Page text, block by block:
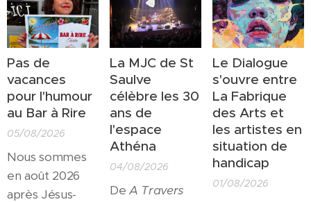
Pas de
vacances
pour l'humour
au Bar à Rire
05/08/2026
Nous sommes
en août 2026
après Jésus-
La MJC de St
Saulve
célèbre les 30
ans de
l'espace
Athéna
04/08/2026
De A Travers
Le Dialogue
s'ouvre entre
La Fabrique
des Arts et
les artistes en
situation de
handicap
01/08/2026